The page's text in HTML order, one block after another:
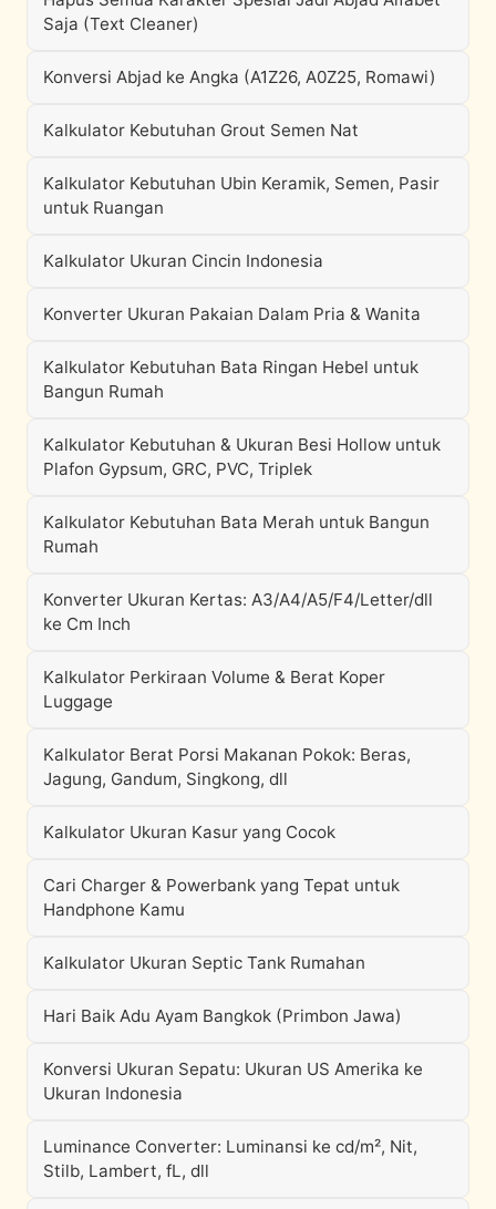
Saja (Text Cleaner)
Konversi Abjad ke Angka (A1Z26, A0Z25, Romawi)
Kalkulator Kebutuhan Grout Semen Nat
Kalkulator Kebutuhan Ubin Keramik, Semen, Pasir
untuk Ruangan
Kalkulator Ukuran Cincin Indonesia
Konverter Ukuran Pakaian Dalam Pria & Wanita
Kalkulator Kebutuhan Bata Ringan Hebel untuk
Bangun Rumah
Kalkulator Kebutuhan & Ukuran Besi Hollow untuk
Plafon Gypsum, GRC, PVC, Triplek
Kalkulator Kebutuhan Bata Merah untuk Bangun
Rumah
Konverter Ukuran Kertas: A3/A4/A5/F4/Letter/dll
ke Cm Inch
Kalkulator Perkiraan Volume & Berat Koper
Luggage
Kalkulator Berat Porsi Makanan Pokok: Beras,
Jagung, Gandum, Singkong, dll
Kalkulator Ukuran Kasur yang Cocok
Cari Charger & Powerbank yang Tepat untuk
Handphone Kamu
Kalkulator Ukuran Septic Tank Rumahan
Hari Baik Adu Ayam Bangkok (Primbon Jawa)
Konversi Ukuran Sepatu: Ukuran US Amerika ke
Ukuran Indonesia
Luminance Converter: Luminansi ke cd/m², Nit,
Stilb, Lambert, fL, dll